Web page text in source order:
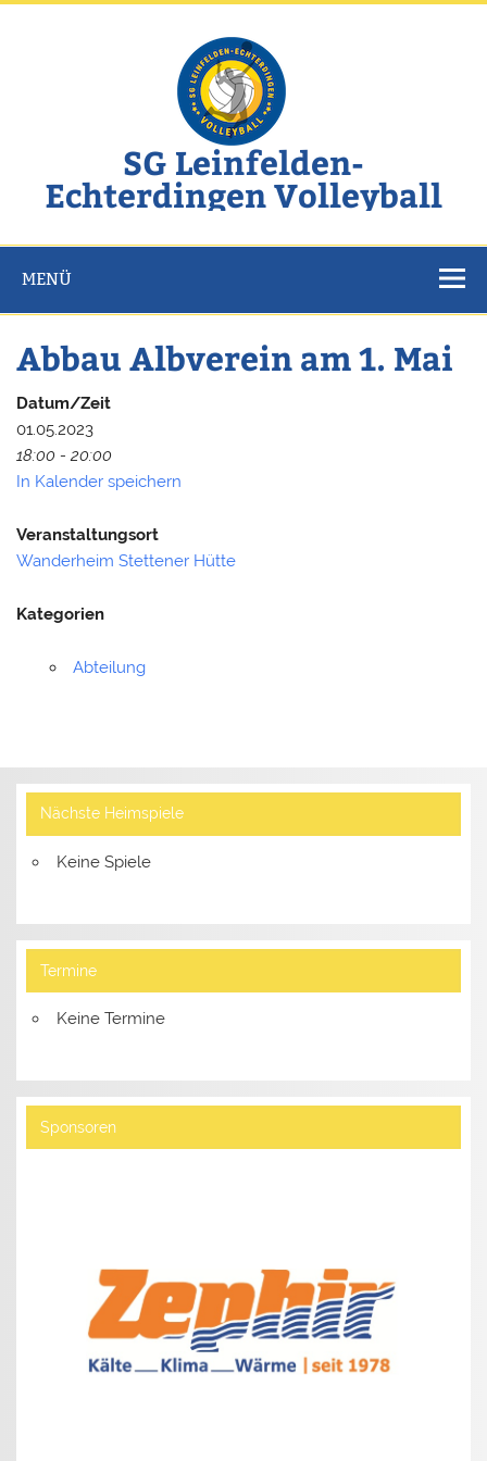
Zum
SG Leinfelden-
Echterdingen Volleyball
MENÜ
Abbau Albverein am 1. Mai
Datum/Zeit
01.05.2023
18:00 - 20:00
In Kalender speichern
Veranstaltungsort
Wanderheim Stettener Hütte
Kategorien
Abteilung
Nächste Heimspiele
Keine Spiele
Termine
Keine Termine
Sponsoren